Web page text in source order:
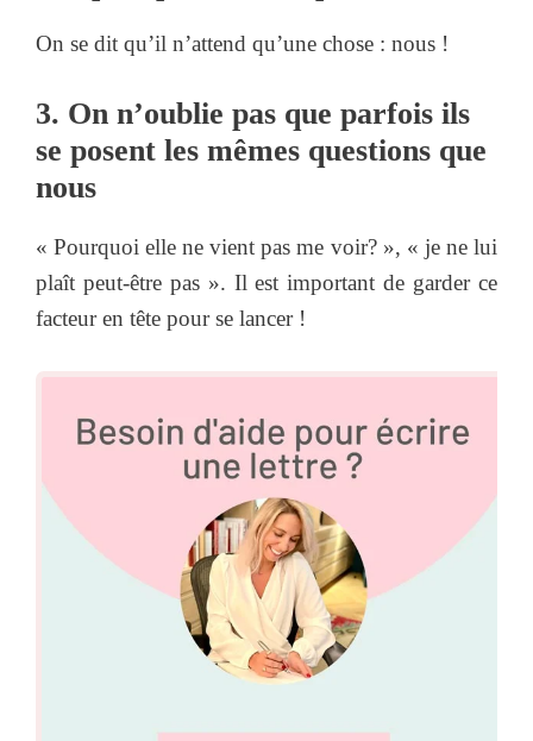
On se dit qu’il n’attend qu’une chose : nous !
3. On n’oublie pas que parfois ils
se posent les mêmes questions que
nous
« Pourquoi elle ne vient pas me voir? », « je ne lui
plaît peut-être pas ». Il est important de garder ce
facteur en tête pour se lancer !